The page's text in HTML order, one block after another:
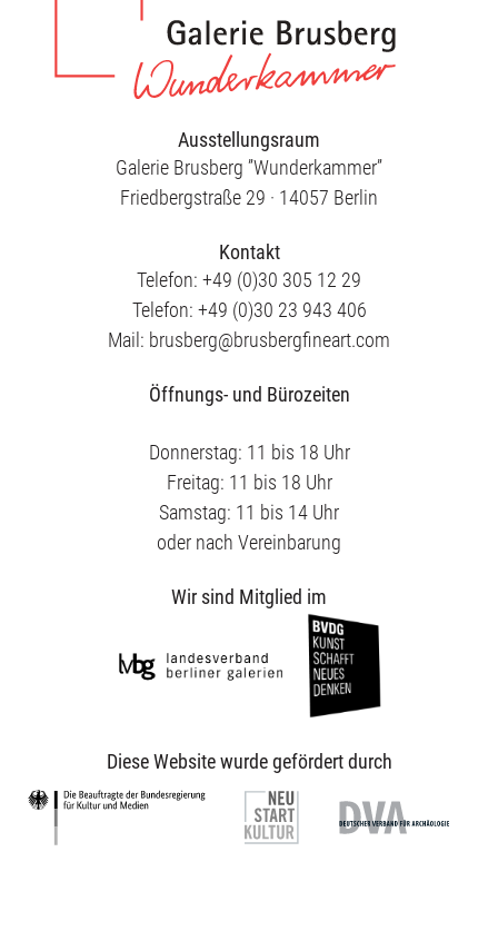
Ausstellungsraum
Galerie Brusberg ”Wunderkammer”
Friedbergstraße 29 · 14057 Berlin
Kontakt
Telefon: +49 (0)30 305 12 29
Telefon: +49 (0)30 23 943 406
Mail: brusberg@brusbergfineart.com
Öffnungs- und Bürozeiten
Donnerstag: 11 bis 18 Uhr
Freitag: 11 bis 18 Uhr
Samstag: 11 bis 14 Uhr
oder nach Vereinbarung
Wir sind Mitglied im
Diese Website wurde gefördert durch